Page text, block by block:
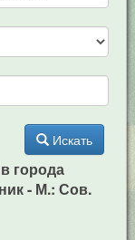
Искать
города
- М.: Сов.